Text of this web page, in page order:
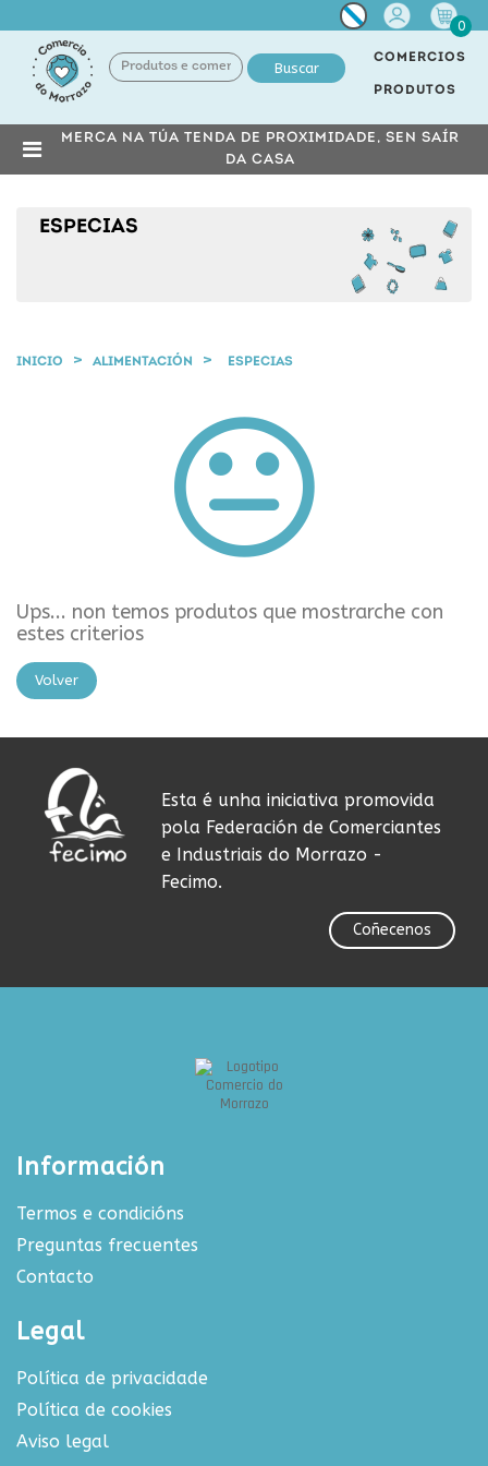
Miña
conta
0
Buscar
COMERCIOS
PRODUTOS
MERCA NA TÚA TENDA DE PROXIMIDADE, SEN SAÍR
DA CASA
ESPECIAS
INICIO ALIMENTACIÓN ESPECIAS
Ups... non temos produtos que mostrarche con
estes criterios
Volver
Esta é unha iniciativa promovida
pola Federación de Comerciantes
e Industriais do Morrazo -
Fecimo.
Coñecenos
Información
Termos e condicións
Preguntas frecuentes
Contacto
Legal
Política de privacidade
Política de cookies
Aviso legal